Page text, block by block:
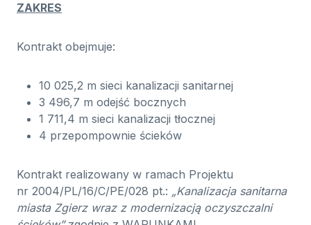
ZAKRES
Kontrakt obejmuje:
10 025,2 m sieci kanalizacji sanitarnej
3 496,7 m odejść bocznych
1 711,4 m sieci kanalizacji tłocznej
4 przepompownie ścieków
Kontrakt realizowany w ramach Projektu
nr 2004/PL/16/C/PE/028 pt.: „Kanalizacja sanitarna
miasta Zgierz wraz z modernizacją oczyszczalni